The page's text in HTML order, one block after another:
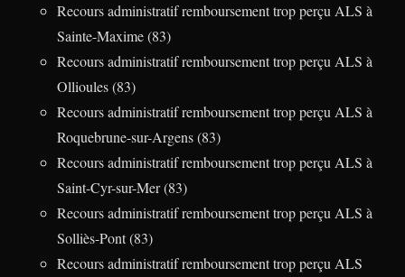
Recours administratif remboursement trop perçu ALS à
Sainte-Maxime (83)
Recours administratif remboursement trop perçu ALS à
Ollioules (83)
Recours administratif remboursement trop perçu ALS à
Roquebrune-sur-Argens (83)
Recours administratif remboursement trop perçu ALS à
Saint-Cyr-sur-Mer (83)
Recours administratif remboursement trop perçu ALS à
Solliès-Pont (83)
Recours administratif remboursement trop perçu ALS